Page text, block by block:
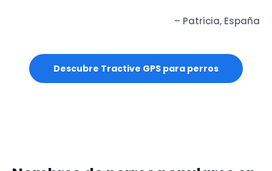
– Patricia, España
Descubre Tractive GPS para perros